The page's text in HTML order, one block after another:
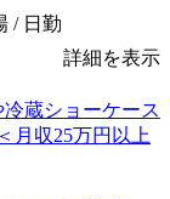
/ 日勤
詳細を表示